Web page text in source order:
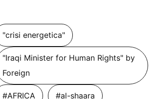
"crisi energetica"
"Iraqi Minister for Human Rights" by
Foreign
#AFRICA #al-shaara